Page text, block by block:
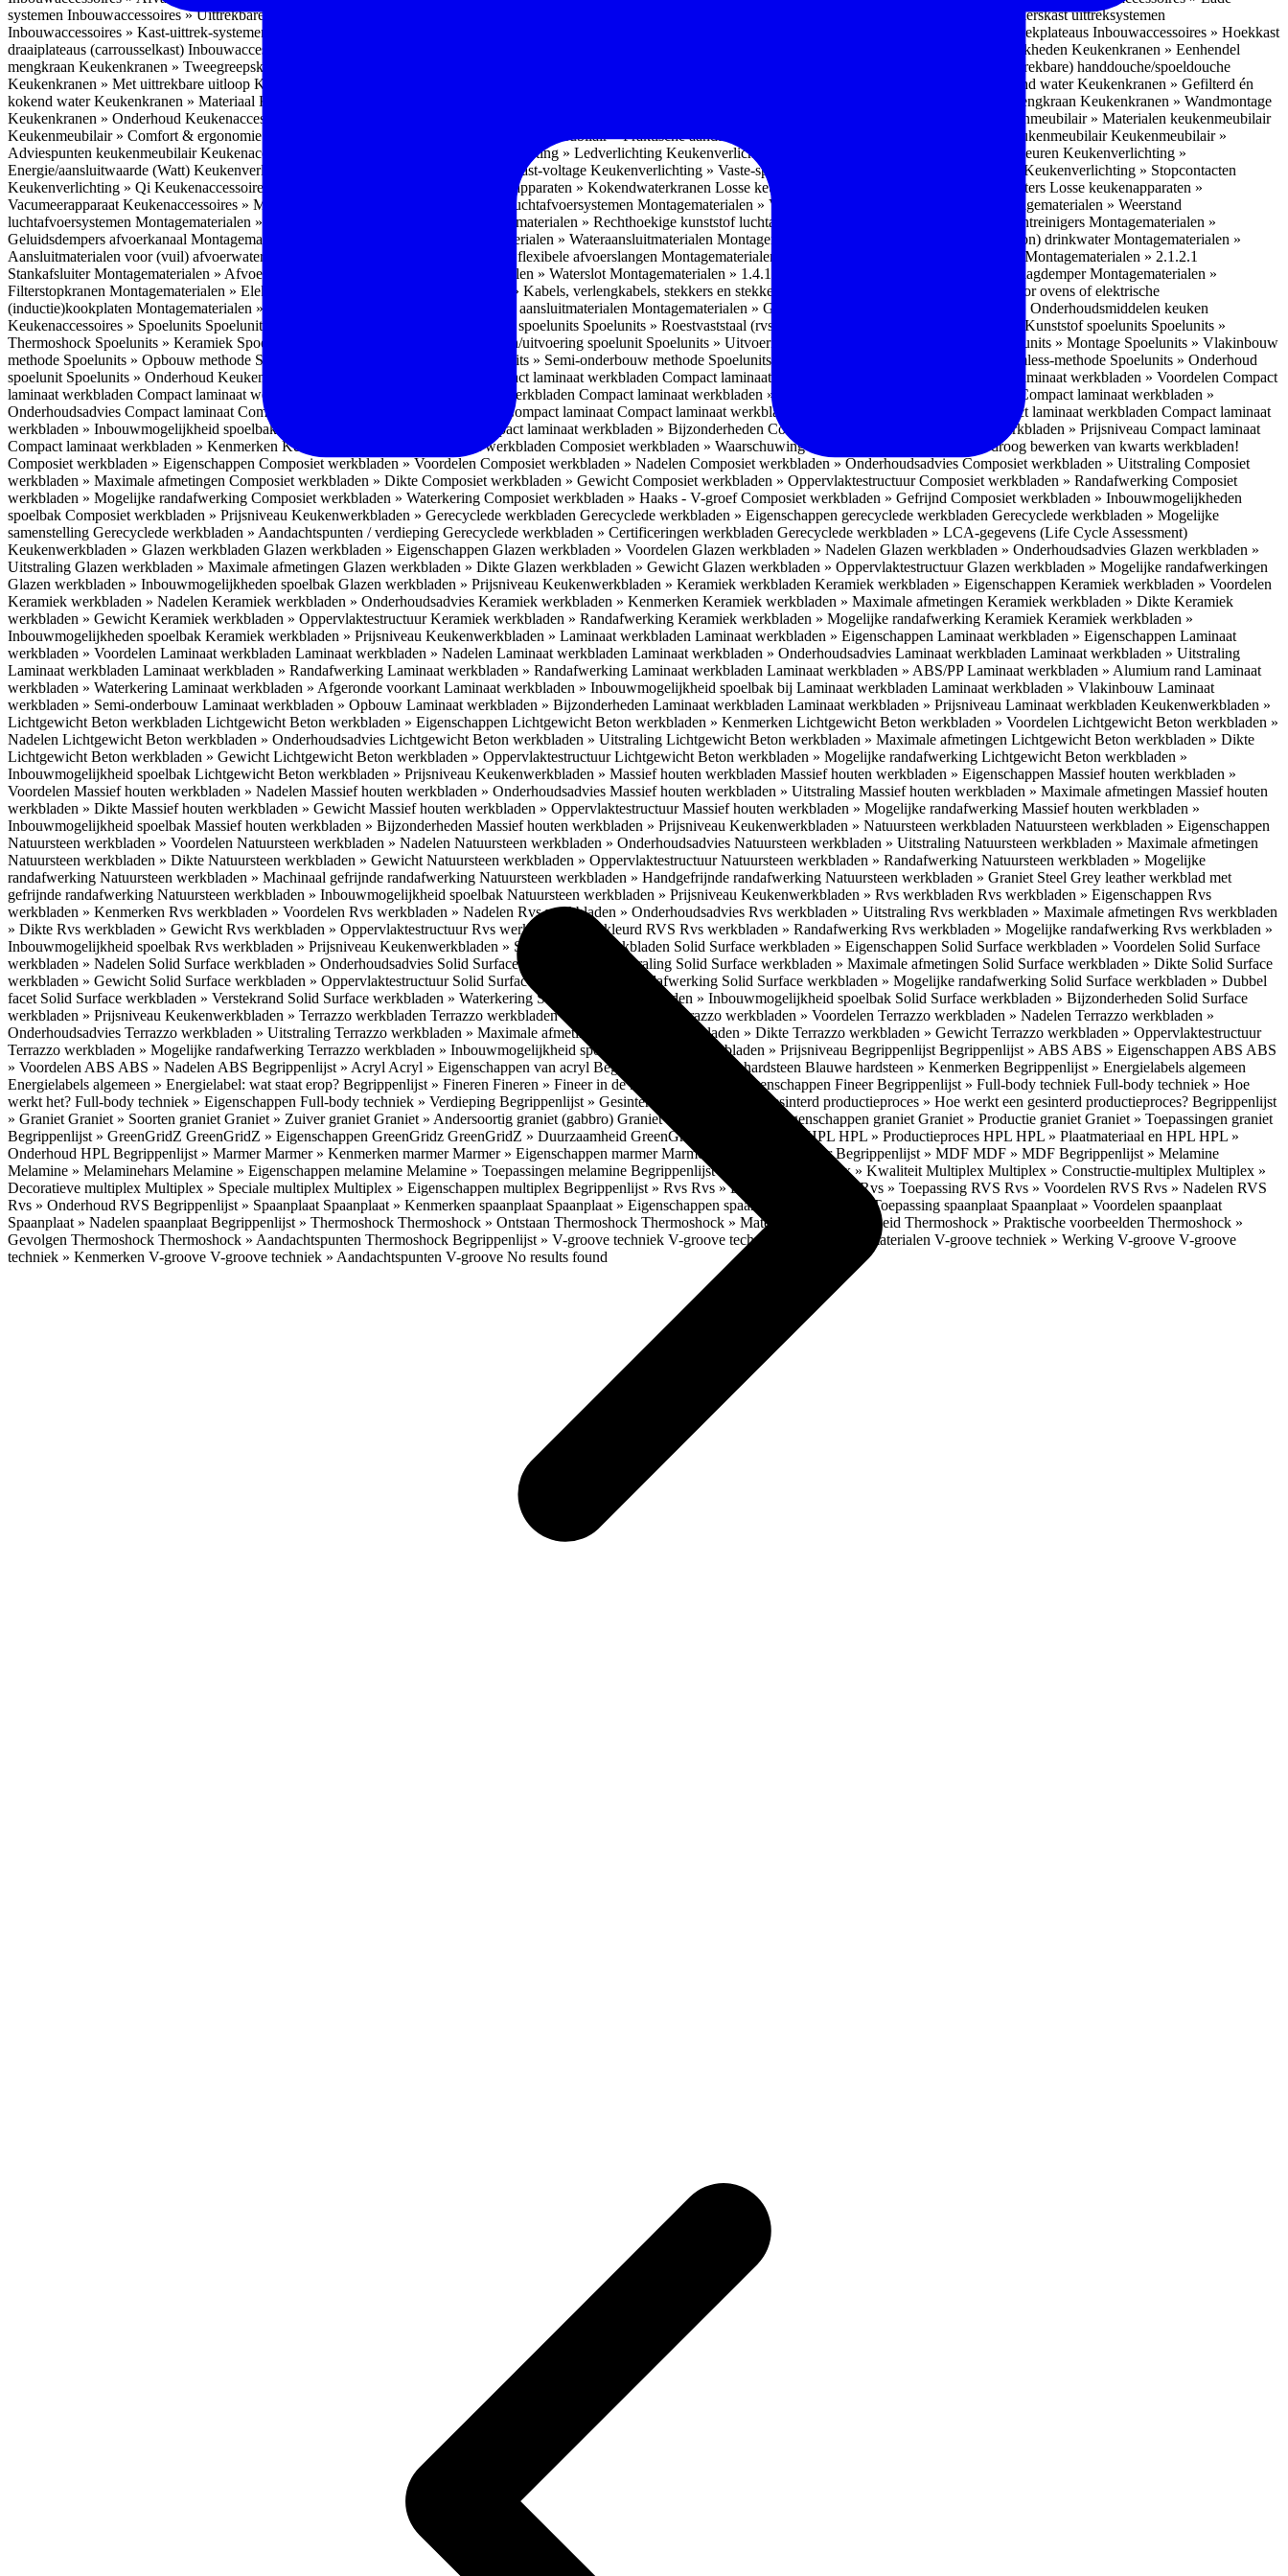
systemen Inbouwaccessoires » Uittrekbare ladesystemen
Inbouwaccessoires » Apothekerskast uittreksystemen
Inbouwaccessoires » Kast-uittrek-systemen
Inbouwaccessoires » Hoekkast uittrekplateaus Inbouwaccessoires » Hoekkast
draaiplateaus (carrousselkast) Inbouwaccessoires » Onderhoud Keukenkranen » Bedieningsmogelijkheden Keukenkranen » Eenhendel
mengkraan Keukenkranen » Tweegreepskraan
Keukenkranen » Met (uitrekbare) handdouche/spoeldouche
Keukenkranen » Met uittrekbare uitloop Keukenkranen » Gefilterd water Keukenkranen » Kokend waterKeukenkranen » Gefilterd én
kokend waterKeukenkranen » Materiaal Keukenkranen » Pvd Techniek (pvd) Keukenkranen » Bladmengkraan Keukenkranen » Wandmontage
Keukenkranen » Onderhoud Keukenaccessoires » Keukenmeubilair
Keukenmeubilair » Materialen keukenmeubilair
Keukenmeubilair » Comfort & ergonomie
Keukenmeubilair » Praktische aandachtspunten Keukenmeubilair » Duurzaamheid keukenmeubilairKeukenmeubilair »
Adviespunten keukenmeubilairKeukenaccessoires » Keukenverlichting Keukenverlichting » Ledverlichting Keukenverlichting » Installatie Keukenverlichting » Lichtkleuren Keukenverlichting »
Energie/aansluitwaarde (Watt) Keukenverlichting » Leddriver Keukenverlichting » Vast-voltage Keukenverlichting » Vaste-spanning
Keukenverlichting » Stopcontacten
Keukenverlichting » Qi Keukenaccessoires » Losse keukenapparaten Losse keukenapparaten » Kokendwaterkranen Losse keukenapparaten » Plintverwarming/plintheaters Losse keukenapparaten »
Vacumeerapparaat Keukenaccessoires » Montagematerialen Montagematerialen » Luchtafvoersystemen Montagematerialen » Verschillende Luchtafvoersystemen
Montagematerialen » Weerstand
luchtafvoersystemen Montagematerialen » Flexibele (ronde) afvoerslangen Montagematerialen » Rechthoekige kunststof luchtafvoersystemen Montagematerialen » Luchtreinigers Montagematerialen »
Geluidsdempers afvoerkanaal Montagematerialen » Aansluitmaterialen Montagematerialen » Wateraansluitmaterialen Montagematerialen » Aansluitmateriaal voor (schoon) drinkwaterMontagematerialen »
Aansluitmaterialen voor (vuil) afvoerwater sifons
Montagematerialen » 1.2.1 Ronde flexibele afvoerslangen Montagematerialen » Dempingsysteem van lades en deuren Montagematerialen » 2.1.2.1
StankafsluiterMontagematerialen » Afvoerpluggen t.b.v. spoelunits Montagematerialen » Waterslot Montagematerialen » 1.4.1 Plasmafilter Montagematerialen » WaterslagdemperMontagematerialen »
Filterstopkranen Montagematerialen » Elektra aansluitmateriaal Montagematerialen » Kabels, verlengkabels, stekkers en stekkerblokken
Montagematerialen » Kabels voor ovens of elektrische
(inductie)kookplaten Montagematerialen » Combiregelaar Montagematerialen » Gas aansluitmaterialen Montagematerialen » Gasaansluitmaterialen
Montagematerialen » Onderhoudsmiddelen keuken
Keukenaccessoires » Spoelunits Spoelunits » Types/soorten Spoelunits » Materialen spoelunits Spoelunits » Roestvaststaal (rvs) Spoelunits » Kunststof spoelunits Spoelunits »
Thermoshock Spoelunits » Keramiek Spoelunits » Tegelbakken Spoelunits » Design/uitvoering spoelunit Spoelunits » Uitvoering Spoelunits » Montage Spoelunits » Vlakinbouw
methode Spoelunits » Opbouw methode Spoelunits » Onderbouw methode Spoelunits » Semi-onderbouw methode Spoelunits » Tussenbouw methode Spoelunits » Rimless-methode Spoelunits » Onderhoud
spoelunit Spoelunits » Onderhoud Keukenwerkbladen Keukenwerkbladen » Compact laminaat werkbladen Compact laminaat werkbladen » Eigenschappen
Compact laminaat werkbladen » Voordelen Compact
laminaat werkbladen Compact laminaat werkbladen » Nadelen Compact laminaat werkbladen Compact laminaat werkbladen » Nanotech massief laminaat werkbladen
Compact laminaat werkbladen »
Onderhoudsadvies Compact laminaat Compact laminaat werkbladen » Uitstraling Compact laminaat Compact laminaat werkbladen » Mogelijke randafwerking Compact laminaat werkbladen Compact laminaat
werkbladen » Inbouwmogelijkheid spoelbak Compact laminaat werkbladen
Compact laminaat werkbladen » Bijzonderheden Compact laminaat
Compact laminaat werkbladen » Prijsniveau Compact laminaat
Compact laminaat werkbladen » Kenmerken Keukenwerkbladen » Composiet werkbladen Composiet werkbladen » Waarschuwing Monteurs: bescherm je bij het droog bewerken van kwarts werkbladen!
Composiet werkbladen » Eigenschappen Composiet werkbladen » Voordelen Composiet werkbladen » Nadelen Composiet werkbladen » OnderhoudsadviesComposiet werkbladen » Uitstraling Composiet
werkbladen » Maximale afmetingen Composiet werkbladen » Dikte Composiet werkbladen » Gewicht Composiet werkbladen » OppervlaktestructuurComposiet werkbladen » Randafwerking Composiet
werkbladen » Mogelijke randafwerking Composiet werkbladen » Waterkering Composiet werkbladen » Haaks - V-groefComposiet werkbladen » Gefrijnd Composiet werkbladen » Inbouwmogelijkheden
spoelbak Composiet werkbladen » Prijsniveau Keukenwerkbladen » Gerecyclede werkbladen Gerecyclede werkbladen » Eigenschappen gerecyclede werkbladen Gerecyclede werkbladen » Mogelijke
samenstelling Gerecyclede werkbladen » Aandachtspunten / verdieping Gerecyclede werkbladen » Certificeringen werkbladen Gerecyclede werkbladen » LCA-gegevens (Life Cycle Assessment)
Keukenwerkbladen » Glazen werkbladen Glazen werkbladen » Eigenschappen Glazen werkbladen » Voordelen Glazen werkbladen » Nadelen Glazen werkbladen » Onderhoudsadvies Glazen werkbladen »
Uitstraling Glazen werkbladen » Maximale afmetingen Glazen werkbladen » Dikte Glazen werkbladen » Gewicht Glazen werkbladen » OppervlaktestructuurGlazen werkbladen » Mogelijke randafwerkingen
Glazen werkbladen » Inbouwmogelijkheden spoelbak Glazen werkbladen » Prijsniveau Keukenwerkbladen » Keramiek werkbladen Keramiek werkbladen » Eigenschappen Keramiek werkbladen » Voordelen
Keramiek werkbladen » Nadelen Keramiek werkbladen » Onderhoudsadvies Keramiek werkbladen » Kenmerken Keramiek werkbladen » Maximale afmetingen Keramiek werkbladen » Dikte Keramiek
werkbladen » Gewicht Keramiek werkbladen » OppervlaktestructuurKeramiek werkbladen » Randafwerking Keramiek werkbladen » Mogelijke randafwerking Keramiek Keramiek werkbladen »
Inbouwmogelijkheden spoelbak Keramiek werkbladen » Prijsniveau Keukenwerkbladen » Laminaat werkbladen Laminaat werkbladen » Eigenschappen Laminaat werkbladen » Eigenschappen Laminaat
werkbladen » Voordelen Laminaat werkbladen Laminaat werkbladen » Nadelen Laminaat werkbladen Laminaat werkbladen » Onderhoudsadvies Laminaat werkbladen Laminaat werkbladen » Uitstraling
Laminaat werkbladen Laminaat werkbladen » Randafwerking Laminaat werkbladen » Randafwerking Laminaat werkbladen Laminaat werkbladen » ABS/PPLaminaat werkbladen » Alumium rand Laminaat
werkbladen » Waterkering Laminaat werkbladen » Afgeronde voorkant Laminaat werkbladen » Inbouwmogelijkheid spoelbak bij Laminaat werkbladen Laminaat werkbladen » Vlakinbouw Laminaat
werkbladen » Semi-onderbouw Laminaat werkbladen » Opbouw Laminaat werkbladen » Bijzonderheden Laminaat werkbladen Laminaat werkbladen » Prijsniveau Laminaat werkbladen Keukenwerkbladen »
Lichtgewicht Beton werkbladen Lichtgewicht Beton werkbladen » Eigenschappen Lichtgewicht Beton werkbladen » Kenmerken Lichtgewicht Beton werkbladen » Voordelen Lichtgewicht Beton werkbladen »
Nadelen Lichtgewicht Beton werkbladen » Onderhoudsadvies Lichtgewicht Beton werkbladen » Uitstraling Lichtgewicht Beton werkbladen » Maximale afmetingen Lichtgewicht Beton werkbladen » Dikte
Lichtgewicht Beton werkbladen » Gewicht Lichtgewicht Beton werkbladen » OppervlaktestructuurLichtgewicht Beton werkbladen » Mogelijke randafwerking Lichtgewicht Beton werkbladen »
Inbouwmogelijkheid spoelbak Lichtgewicht Beton werkbladen » Prijsniveau Keukenwerkbladen » Massief houten werkbladen Massief houten werkbladen » Eigenschappen Massief houten werkbladen »
Voordelen Massief houten werkbladen » Nadelen Massief houten werkbladen » Onderhoudsadvies Massief houten werkbladen » Uitstraling Massief houten werkbladen » Maximale afmetingen Massief houten
werkbladen » Dikte Massief houten werkbladen » Gewicht Massief houten werkbladen » OppervlaktestructuurMassief houten werkbladen » Mogelijke randafwerking Massief houten werkbladen »
Inbouwmogelijkheid spoelbak Massief houten werkbladen » Bijzonderheden Massief houten werkbladen » Prijsniveau Keukenwerkbladen » Natuursteen werkbladen Natuursteen werkbladen » Eigenschappen
Natuursteen werkbladen » Voordelen Natuursteen werkbladen » Nadelen Natuursteen werkbladen » Onderhoudsadvies Natuursteen werkbladen » Uitstraling Natuursteen werkbladen » Maximale afmetingen
Natuursteen werkbladen » Dikte Natuursteen werkbladen » Gewicht Natuursteen werkbladen » OppervlaktestructuurNatuursteen werkbladen » Randafwerking Natuursteen werkbladen » Mogelijke
randafwerking Natuursteen werkbladen » Machinaal gefrijnde randafwerking Natuursteen werkbladen » Handgefrijnde randafwerking Natuursteen werkbladen » Graniet Steel Grey leather werkblad met
gefrijnde randafwerking Natuursteen werkbladen » Inbouwmogelijkheid spoelbak Natuursteen werkbladen » Prijsniveau Keukenwerkbladen » Rvs werkbladen Rvs werkbladen » Eigenschappen Rvs
werkbladen » Kenmerken Rvs werkbladen » Voordelen Rvs werkbladen » Nadelen Rvs werkbladen » Onderhoudsadvies Rvs werkbladen » Uitstraling Rvs werkbladen » Maximale afmetingen Rvs werkbladen
» Dikte Rvs werkbladen » Gewicht Rvs werkbladen » OppervlaktestructuurRvs werkbladen » Gekleurd RVS Rvs werkbladen » Randafwerking Rvs werkbladen » Mogelijke randafwerking Rvs werkbladen »
Inbouwmogelijkheid spoelbak Rvs werkbladen » Prijsniveau Keukenwerkbladen » Solid Surface werkbladen Solid Surface werkbladen » Eigenschappen Solid Surface werkbladen » Voordelen Solid Surface
werkbladen » Nadelen Solid Surface werkbladen » Onderhoudsadvies Solid Surface werkbladen » Uitstraling Solid Surface werkbladen » Maximale afmetingen Solid Surface werkbladen » Dikte Solid Surface
werkbladen » Gewicht Solid Surface werkbladen » Oppervlaktestructuur Solid Surface werkbladen » Randafwerking Solid Surface werkbladen » Mogelijke randafwerking Solid Surface werkbladen » Dubbel
facet Solid Surface werkbladen » Verstekrand Solid Surface werkbladen » WaterkeringSolid Surface werkbladen » Inbouwmogelijkheid spoelbak Solid Surface werkbladen » Bijzonderheden Solid Surface
werkbladen » Prijsniveau Keukenwerkbladen » Terrazzo werkbladen Terrazzo werkbladen » Eigenschappen Terrazzo werkbladen » Voordelen Terrazzo werkbladen » Nadelen Terrazzo werkbladen »
Onderhoudsadvies Terrazzo werkbladen » Uitstraling Terrazzo werkbladen » Maximale afmetingen Terrazzo werkbladen » Dikte Terrazzo werkbladen » Gewicht Terrazzo werkbladen » Oppervlaktestructuur
Terrazzo werkbladen » Mogelijke randafwerking Terrazzo werkbladen » Inbouwmogelijkheid spoelbak Terrazzo werkbladen » Prijsniveau Begrippenlijst Begrippenlijst » ABS ABS » Eigenschappen ABS ABS
» Voordelen ABS ABS » Nadelen ABS Begrippenlijst » Acryl Acryl » Eigenschappen van acryl Begrippenlijst » Blauwe hardsteen Blauwe hardsteen » Kenmerken Begrippenlijst » Energielabels algemeen
Energielabels algemeen » Energielabel: wat staat erop? Begrippenlijst » Fineren Fineren » Fineer in de keuken Fineren » Eigenschappen FineerBegrippenlijst » Full-body techniek Full-body techniek » Hoe
werkt het? Full-body techniek » Eigenschappen Full-body techniek » Verdieping Begrippenlijst » Gesinterd productieproces Gesinterd productieproces » Hoe werkt een gesinterd productieproces? Begrippenlijst
» Graniet Graniet » Soorten graniet Graniet » Zuiver graniet Graniet » Andersoortig graniet (gabbro) Graniet » Gneis Graniet » Eigenschappen graniet Graniet » Productie graniet Graniet » Toepassingen graniet
Begrippenlijst » GreenGridZ GreenGridZ » Eigenschappen GreenGridz GreenGridZ » Duurzaamheid GreenGridz Begrippenlijst » HPL HPL » Productieproces HPL HPL » Plaatmateriaal en HPL HPL »
Onderhoud HPL Begrippenlijst » MarmerMarmer » Kenmerken marmerMarmer » Eigenschappen marmerMarmer » Productie marmerBegrippenlijst » MDF MDF » MDF Begrippenlijst » Melamine
Melamine » Melaminehars Melamine » Eigenschappen melamine Melamine » Toepassingen melamine Begrippenlijst » Multiplex Multiplex » Kwaliteit Multiplex Multiplex » Constructie-multiplex Multiplex »
Decoratieve multiplex Multiplex » Speciale multiplex Multiplex » Eigenschappen multiplex Begrippenlijst » Rvs Rvs » Eigenschappen RVS Rvs » Toepassing RVS Rvs » Voordelen RVS Rvs » Nadelen RVS
Rvs » Onderhoud RVS Begrippenlijst » Spaanplaat Spaanplaat » Kenmerken spaanplaat Spaanplaat » Eigenschappen spaanplaat Spaanplaat » Toepassing spaanplaat Spaanplaat » Voordelen spaanplaat
Spaanplaat » Nadelen spaanplaat Begrippenlijst » Thermoshock Thermoshock » Ontstaan Thermoshock Thermoshock » Materialen & gevoeligheid Thermoshock » Praktische voorbeelden Thermoshock »
Gevolgen Thermoshock Thermoshock » Aandachtspunten Thermoshock Begrippenlijst » V-groove techniek V-groove techniek » Toepasbare materialen V-groove techniek » Werking V-groove V-groove
techniek » Kenmerken V-groove V-groove techniek » Aandachtspunten V-groove No results found